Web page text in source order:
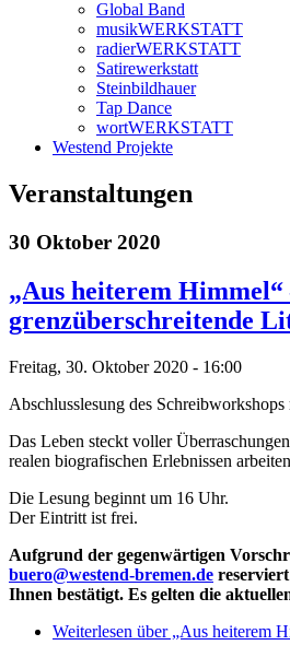
Global Band
musikWERKSTATT
radierWERKSTATT
Satirewerkstatt
Steinbildhauer
Tap Dance
wortWERKSTATT
Westend Projekte
Veranstaltungen
30 Oktober 2020
„Aus heiterem
grenzüberschreitende
Freitag, 30. Oktober 2020 - 16:00
Abschlusslesung des Schreibworkshops
Das Leben steckt voller
realen biografischen Erlebnissen
Die Lesung beginnt um 16 Uhr.
Der Eintritt ist frei.
Aufgrund der gegenwärtigen
buero@westend-bremen.de
Ihnen bestätigt. Es gelten die
Weiterlesen über „Aus heiterem